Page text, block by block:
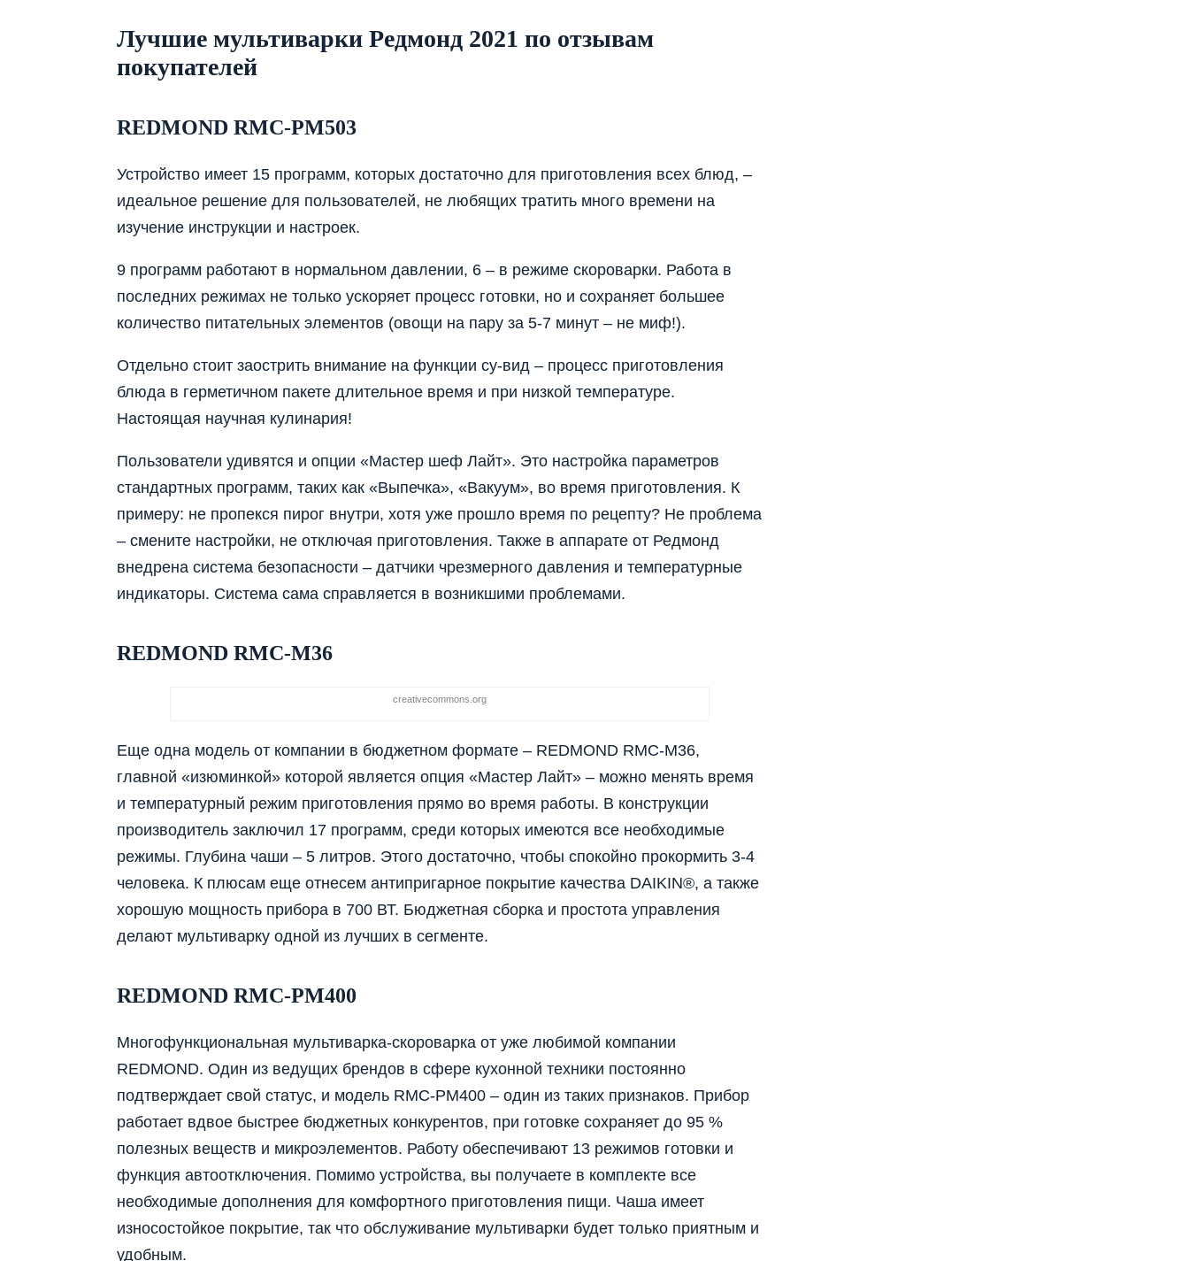
Лучшие мультиварки Редмонд 2021 по отзывам
покупателей
REDMOND RMC-PM503
Устройство имеет 15 программ, которых достаточно для приготовления всех блюд, –
идеальное решение для пользователей, не любящих тратить много времени на
изучение инструкции и настроек.
9 программ работают в нормальном давлении, 6 – в режиме скороварки. Работа в
последних режимах не только ускоряет процесс готовки, но и сохраняет большее
количество питательных элементов (овощи на пару за 5-7 минут – не миф!).
Отдельно стоит заострить внимание на функции су-вид – процесс приготовления
блюда в герметичном пакете длительное время и при низкой температуре.
Настоящая научная кулинария!
Пользователи удивятся и опции «Мастер шеф Лайт». Это настройка параметров
стандартных программ, таких как «Выпечка», «Вакуум», во время приготовления. К
примеру: не пропекся пирог внутри, хотя уже прошло время по рецепту? Не проблема
– смените настройки, не отключая приготовления. Также в аппарате от Редмонд
внедрена система безопасности – датчики чрезмерного давления и температурные
индикаторы. Система сама справляется в возникшими проблемами.
REDMOND RMC-M36
creativecommons.org
Еще одна модель от компании в бюджетном формате – REDMOND RMC-M36,
главной «изюминкой» которой является опция «Мастер Лайт» – можно менять время
и температурный режим приготовления прямо во время работы. В конструкции
производитель заключил 17 программ, среди которых имеются все необходимые
режимы. Глубина чаши – 5 литров. Этого достаточно, чтобы спокойно прокормить 3-4
человека. К плюсам еще отнесем антипригарное покрытие качества DAIKIN®, а также
хорошую мощность прибора в 700 ВТ. Бюджетная сборка и простота управления
делают мультиварку одной из лучших в сегменте.
REDMOND RMC-PM400
Многофункциональная мультиварка-скороварка от уже любимой компании
REDMOND. Один из ведущих брендов в сфере кухонной техники постоянно
подтверждает свой статус, и модель RMC-PM400 – один из таких признаков. Прибор
работает вдвое быстрее бюджетных конкурентов, при готовке сохраняет до 95 %
полезных веществ и микроэлементов. Работу обеспечивают 13 режимов готовки и
функция автоотключения. Помимо устройства, вы получаете в комплекте все
необходимые дополнения для комфортного приготовления пищи. Чаша имеет
износостойкое покрытие, так что обслуживание мультиварки будет только приятным и
удобным.